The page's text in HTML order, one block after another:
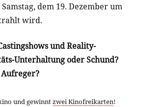
dem 19. Dezember um
wird.
und Reality-
Unterhaltung oder Schund?
und gewinntzwei Kinofreikarten!